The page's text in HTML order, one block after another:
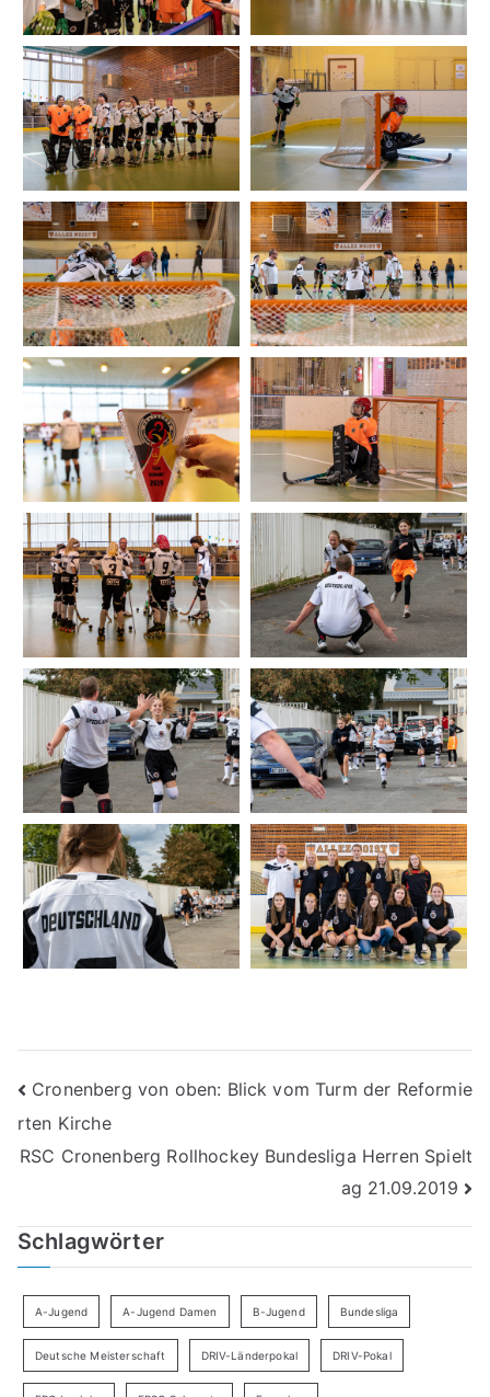
Beitragsnavigation
Cronenberg von oben: Blick vom Turm der Reformie
rten Kirche
RSC Cronenberg Rollhockey Bundesliga Herren Spielt
ag 21.09.2019
Schlagwörter
A-Jugend A-Jugend Damen B-Jugend Bundesliga
Deutsche Meisterschaft DRIV-Länderpokal DRIV-Pokal